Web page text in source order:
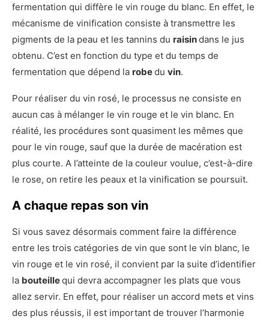
fermentation qui diffère le vin rouge du blanc. En effet, le
mécanisme de vinification consiste à transmettre les
pigments de la peau et les tannins du raisindans le jus
obtenu. C’est en fonction du type et du temps de
fermentation que dépend la robedu vin.
Pour réaliser du vin rosé, le processus ne consiste en
aucun cas à mélanger le vin rouge et le vin blanc. En
réalité, les procédures sont quasiment les mêmes que
pour le vin rouge, sauf que la durée de macération est
plus courte. A l’atteinte de la couleur voulue, c’est-à-dire
le rose, on retire les peaux et la vinification se poursuit.
A chaque repas son vin
Si vous savez désormais comment faire la différence
entre les trois catégories de vin que sont le vin blanc, le
vin rouge et le vin rosé, il convient par la suite d’identifier
la bouteillequi devra accompagner les plats que vous
allez servir. En effet, pour réaliser un accord mets et vins
des plus réussis, il est important de trouver l’harmonie